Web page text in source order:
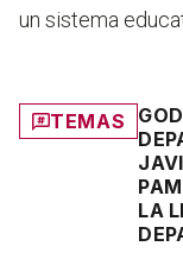
un sistema
TEMAS
LA